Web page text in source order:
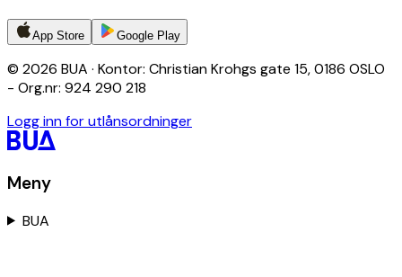
App Store Google Play
© 2026 BUA · Kontor: Christian Krohgs gate 15, 0186 OSLO
- Org.nr: 924 290 218
Logg inn for utlånsordninger
Meny
BUA